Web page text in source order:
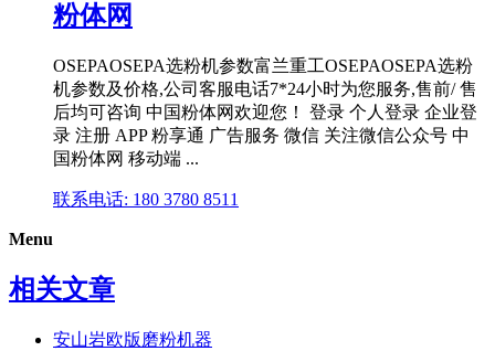
粉体网
OSEPAOSEPA选粉机参数富兰重工OSEPAOSEPA选粉
机参数及价格,公司客服电话7*24小时为您服务,售前/ 售
后均可咨询 中国粉体网欢迎您！ 登录 个人登录 企业登
录 注册 APP 粉享通 广告服务 微信 关注微信公众号 中
国粉体网 移动端 ...
联系电话: 180 3780 8511
Menu
相关文章
安山岩欧版磨粉机器